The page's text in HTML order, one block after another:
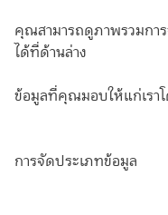
คุณสามารถดูภาพรวมกา
ได้ที่ด้านล่าง
ข้อมูลที่คุณมอบให้แก่เรา
การจัดประเภทข้อมูล